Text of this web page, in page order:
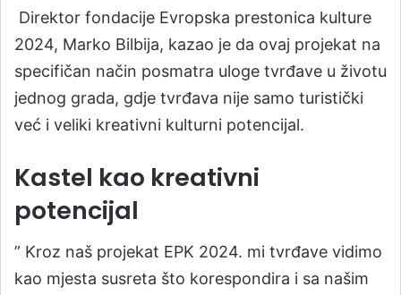
Direktor fondacije Evropska prestonica kulture
2024, Marko Bilbija, kazao je da ovaj projekat na
specifičan način posmatra uloge tvrđave u životu
jednog grada, gdje tvrđava nije samo turistički
već i veliki kreativni kulturni potencijal.
Kastel kao kreativni
potencijal
” Kroz naš projekat EPK 2024. mi tvrđave vidimo
kao mjesta susreta što korespondira i sa našim